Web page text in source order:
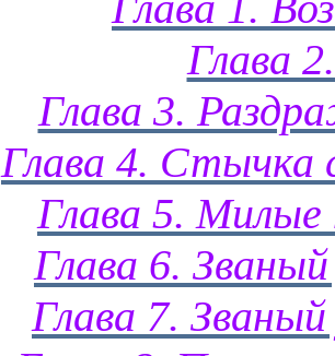
Глава
Глава 3.
Глава 4. Стычка
Глава 5.
Глава 6.
Глава 7.